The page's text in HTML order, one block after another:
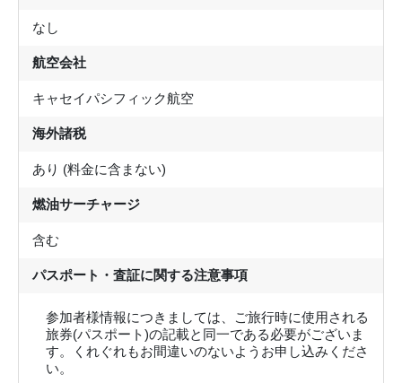
なし
航空会社
キャセイパシフィック航空
海外諸税
あり (料金に含まない)
燃油サーチャージ
含む
パスポート・査証に関する注意事項
参加者様情報につきましては、ご旅行時に使用される
旅券(パスポート)の記載と同一である必要がございま
す。くれぐれもお間違いのないようお申し込みくださ
い。